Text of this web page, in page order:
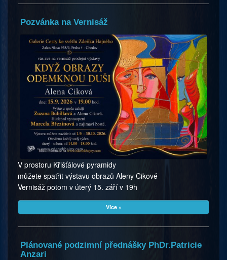
Pozvánka na Vernisáž
V prostoru Křišťálové pyramidy
můžete spatřit výstavu obrazů Aleny Cikové
Vernisáž potom v úterý 15. září v 19h
Více »
Plánované podzimní přednášky PhDr.Patricie
Anzari